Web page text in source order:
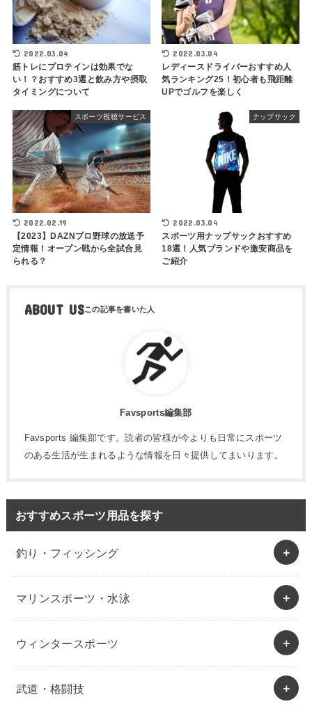
2022.03.04
筋トレにプロテインは効果でな
い！？おすすめ3選と飲み方や摂取
タイミングについて
2022.03.04
レディースドライバーおすすめ人
気ランキング25！初心者も飛距離
UPでゴルフを楽しく
スポーツ視聴サービス
2022.02.19
【2023】DAZNプロ野球の放送予
定情報！オープン戦から全試合見
られる？
ナップサック
2022.03.04
スポーツ用ナップサックおすすめ
18選！人気ブランドや激安商品を
ご紹介
ABOUT US
Favsports編集部
Favsports 編集部です。読者の皆様が今よりも日常にスポーツ
のある生活が生まれるような情報を日々提供してまいります。
おすすめスポーツ用品を探す
釣り・フィッシング
マリンスポーツ・水泳
ウィンタースポーツ
武道・格闘技